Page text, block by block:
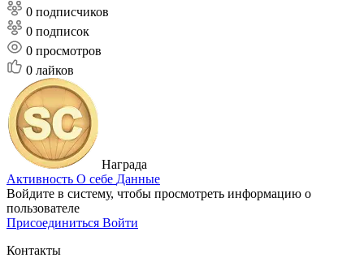
0 подписчиков
0 подписок
0 просмотров
0 лайков
Награда
Активность О себе Данные
Войдите в систему, чтобы просмотреть информацию о
пользователе
Присоединиться Войти
Контакты